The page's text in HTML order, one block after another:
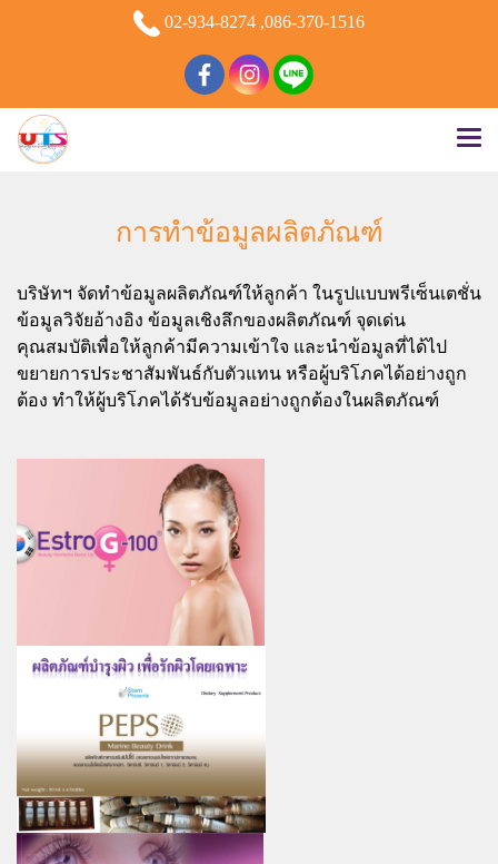
02-934-8274 ,086-370-1516
การทำข้อมูลผลิตภัณฑ์
บริษัทฯ จัดทำข้อมูลผลิตภัณฑ์ให้ลูกค้า ในรูปแบบพรีเซ็นเตชั่น
ข้อมูลวิจัยอ้างอิง ข้อมูลเชิงลึกของผลิตภัณฑ์ จุดเด่น
คุณสมบัติเพื่อให้ลูกค้ามีความเข้าใจ และนำข้อมูลที่ได้ไป
ขยายการประชาสัมพันธ์กับตัวแทน หรือผู้บริโภคได้อย่างถูก
ต้อง ทำให้ผู้บริโภคได้รับข้อมูลอย่างถูกต้องในผลิตภัณฑ์